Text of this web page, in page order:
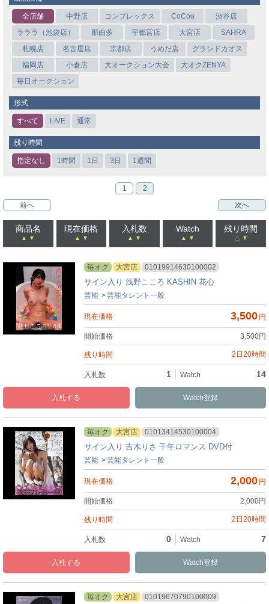
全店舗 中野店 コンプレックス CoCoo
渋谷店
ラララ（池袋店）
那由多 宇都宮店 大宮店
SAHRA
札幌店
名古屋店 京都店 うめだ店
グランドカオス
福岡店
小倉店 大オークション大会
大オクZENYA
毎日オークション
形式
すべて LIVE 通常
残り時間
指定なし 1時間 1日 3日 1週間
前へ
1
2
次へ
商品名
▲ ▼
現在価格
▲ ▼
入札数
▲ ▼
Watch
▲ ▼
残り時間
△ ▼
毎オク 大宮店 01019914630100002
サイン入り 浅野こころ KASHIN 花心
Watch
入札
3,500 円
3,500円
1 14
2日20時間
芸能 芸能タレント一般
毎オク 大宮店 01013414530100004
サイン入り 吉木りさ 千年ロマンス DVD付
Watch
入札
2,000 円
2,000円
0 7
2日20時間
芸能 芸能タレント一般
毎オク 大宮店 01019670790100009